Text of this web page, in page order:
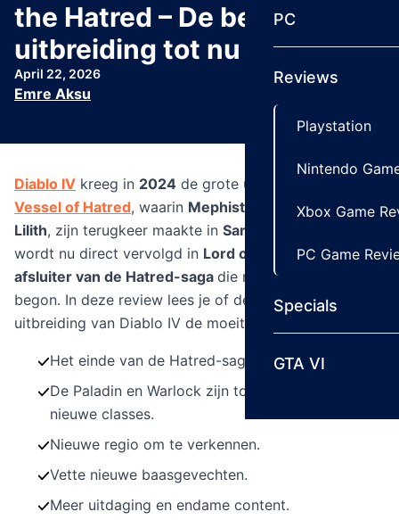
PC
Reviews
Playstation
Nintendo
Xbox Game
PC Game
Specials
GTA VI
the Hatred – De beste
uitbreiding tot nu toe
April 22, 2026
Emre Aksu
Diablo IV kreeg in 2024 de grote uitbreiding genaamd
Vessel of Hatred, waarin Mephisto, de vader van
Lilith, zijn terugkeer maakte in Sanctuary
wordt nu direct vervolgd in Lord of the Hatred, de
afsluiter van de Hatred-saga die met de base game
begon. In deze review lees je of de tweede grote
uitbreiding van Diablo IV de moeite waard is.
Het einde van de Hatred-saga.
De Paladin en Warlock zijn toegevoegd als
nieuwe classes.
Nieuwe regio om te verkennen.
Vette nieuwe baasgevechten.
Meer uitdaging en endame content.